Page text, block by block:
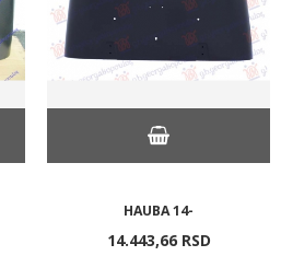
HAUBA 14-
14.443,66 RSD